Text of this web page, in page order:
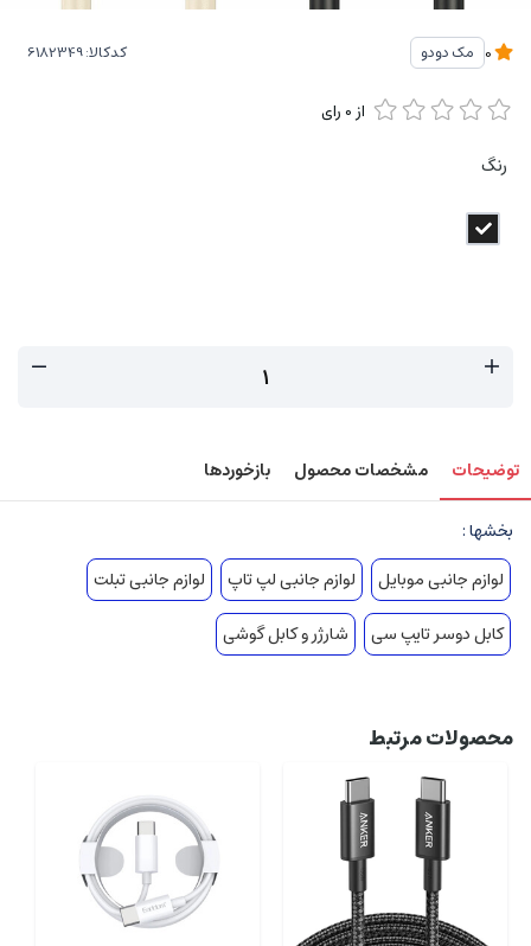
مک دودو کدکالا:
از0 رای
رنگ
توضیحات مشخصات محصول بازخوردها
بخشها :
لوازم جانبی موبایل
لوازم جانبی لپ تاپ
لوازم جانبی تبلت
کابل دوسر تایپ سی
شارژر و کابل گوشی
محصولات مرتبط